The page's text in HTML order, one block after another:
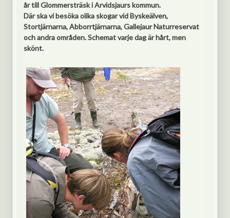
år till Glommersträsk i Arvidsjaurs kommun.
Där ska vi besöka olika skogar vid Byskeälven,
Stortjärnarna, Abborrtjärnarna, Gallejaur Naturreservat
och andra områden. Schemat varje dag är hårt, men
skönt.